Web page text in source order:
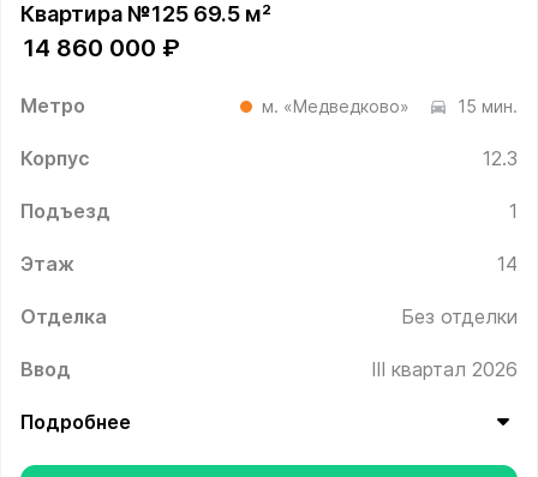
Квартира №125 69.5 м²
14 860 000 ₽
Метро м. «Медведково» 15 мин.
Корпус 12.3
Подъезд 1
Этаж 14
Отделка Без отделки
Ввод III квартал 2026
Подробнее